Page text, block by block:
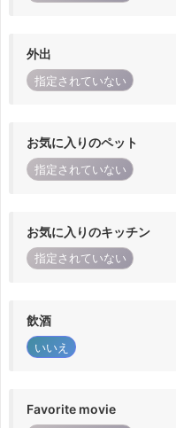
外出
指定されていない
お気に入りのペット
指定されていない
お気に入りのキッチン
指定されていない
飲酒
いいえ
Favorite movie